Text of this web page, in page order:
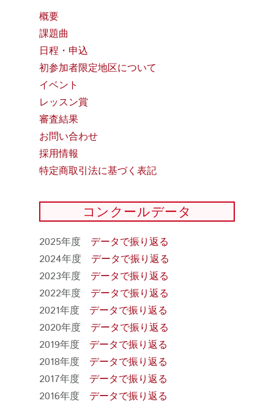
概要
課題曲
日程・申込
初参加者限定地区について
イベント
レッスン賞
審査結果
お問い合わせ
採用情報
特定商取引法に基づく表記
コンクールデータ
2025年度 データで振り返る
2024年度 データで振り返る
2023年度 データで振り返る
2022年度 データで振り返る
2021年度 データで振り返る
2020年度 データで振り返る
2019年度 データで振り返る
2018年度 データで振り返る
2017年度 データで振り返る
2016年度 データで振り返る